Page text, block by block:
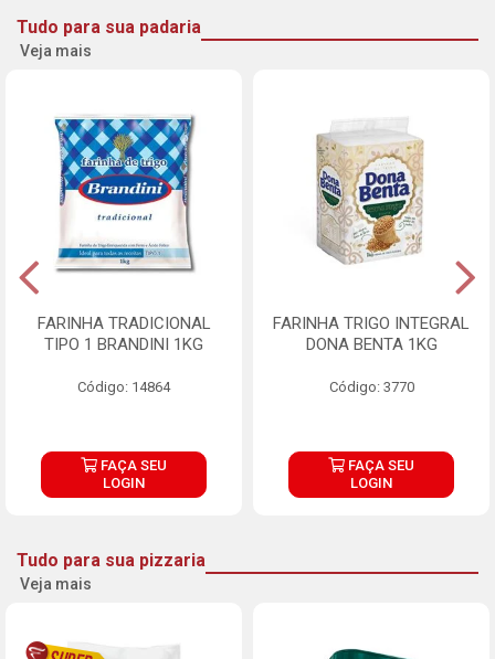
Tudo para sua padaria
Veja mais
FARINHA TRADICIONAL
TIPO 1 BRANDINI 1KG
Código: 14864
FAÇA SEU
LOGIN
FARINHA TRIGO INTEGRAL
DONA BENTA 1KG
Código: 3770
FAÇA SEU
LOGIN
Tudo para sua pizzaria
Veja mais